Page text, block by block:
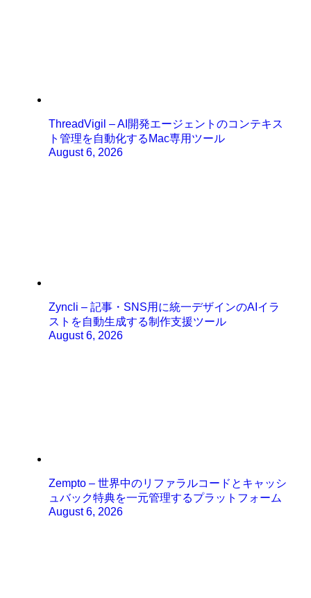
ThreadVigil – AI開発エージェントのコンテキス
ト管理を自動化するMac専用ツール
August 6, 2026
Zyncli – 記事・SNS用に統一デザインのAIイラ
ストを自動生成する制作支援ツール
August 6, 2026
Zempto – 世界中のリファラルコードとキャッシ
ュバック特典を一元管理するプラットフォーム
August 6, 2026